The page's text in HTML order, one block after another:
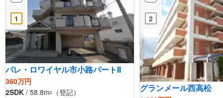
1
パレ・ロワイヤル市小路パートII
360万円
2SDK / 58.8m2 （登記）
2
グランメール西高松